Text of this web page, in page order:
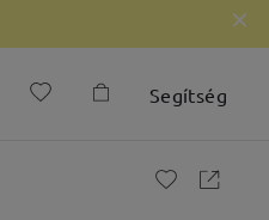
Segítség